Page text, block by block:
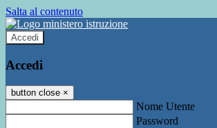
Salta al contenuto
Accedi
Accedi
button close ×
Nome Utente
Password